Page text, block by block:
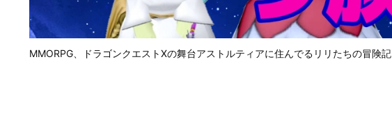
MMORPG、ドラゴンクエストⅩの舞台アストルティアに住んでるリリたちの冒険記